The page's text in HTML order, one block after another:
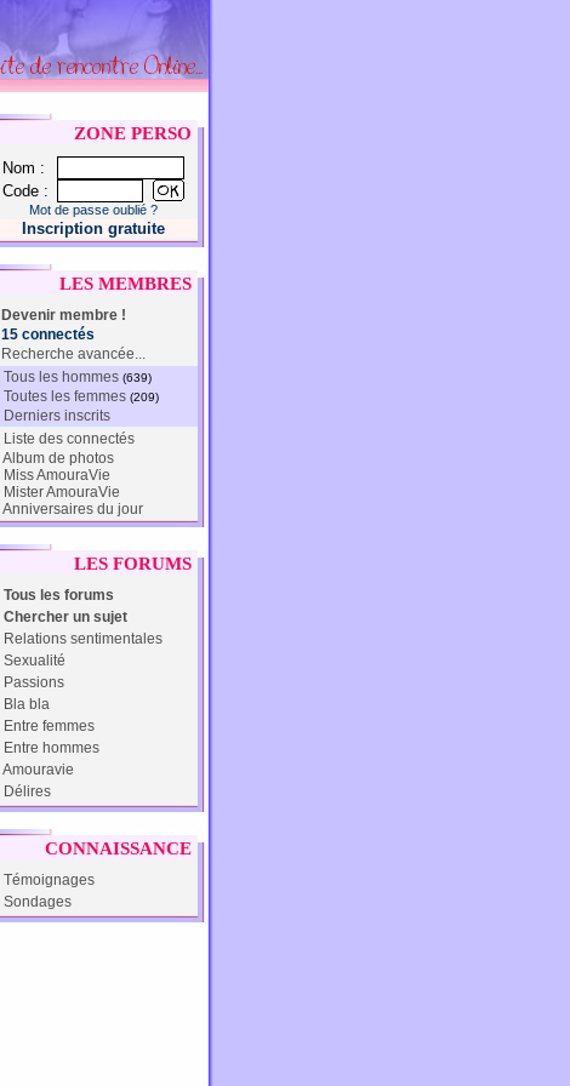
ZONE PERSO
Nom :
Code :
Mot de passe oublié ?
Inscription gratuite
LES MEMBRES
Devenir membre !
15 connectés
Recherche avancée...
Tous les hommes (639)
Toutes les femmes (209)
Derniers inscrits
Liste des connectés
Album de photos
Miss AmouraVie
Mister AmouraVie
Anniversaires du jour
LES FORUMS
Tous les forums
Chercher un sujet
Relations sentimentales
Sexualité
Passions
Bla bla
Entre femmes
Entre hommes
Amouravie
Délires
CONNAISSANCE
Témoignages
Sondages